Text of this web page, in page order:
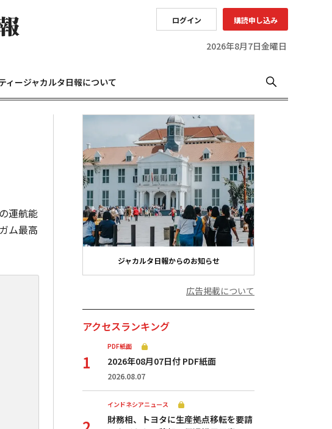
ログイン 購読申し込み
2026年8月7日金曜日
ィージャカルタ日報について
運航能
ム最高
ジャカルタ日報からのお知らせ
広告掲載について
アクセスランキング
PDF紙面
2026年08月07日付 PDF紙面
2026.08.07
インドネシアニュース
財務相、トヨタに生産拠点移転を要請